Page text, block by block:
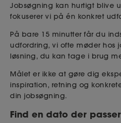
Jobsøgning kan hurtigt blive
fokuserer vi på én konkret
På bare 15 minutter får du
udfordring, vi ofte møder hos
løsning, du kan tage i brug
Målet er ikke at gøre dig
inspiration, retning og
din jobsøgning.
Find en dato der